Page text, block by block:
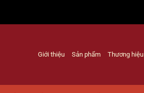
Giới thiệu Sản phẩm Thương hiệu